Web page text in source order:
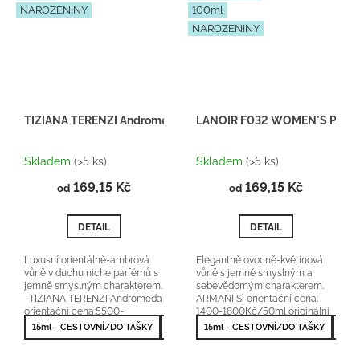
NAROZENINY
TIZIANA TERENZI Andromeda - Inspirace F035
hodnocení
je
z
5
Skladem (>5 ks)
od 169,15 Kč
DETAIL
Luxusní orientálně-ambrová
vůně v duchu niche parfémů s
jemně smyslným charakterem.
TIZIANA TERENZI Andromeda
orientační cena:5500-
8000Kč/100ml 25 % vonné
esence
15ml - CESTOVNÍ/DO TAŠKY 50ml - NEJPRODÁVANĚJŠÍ
100ml
NAROZENINY
LANOIR F032 WOMEN´S
hodnocení
je
z
5
Skladem (>5 ks)
od 169,15 Kč
DETAIL
Elegantně ovocně-květinová
vůně s jemně smyslným a
sebevědomým charakterem.
ARMANI Sì orientační cena:
1400-1800Kč/50ml originální
parfém Lanoir Fragrances...
15ml - CESTOVNÍ/DO TAŠKY